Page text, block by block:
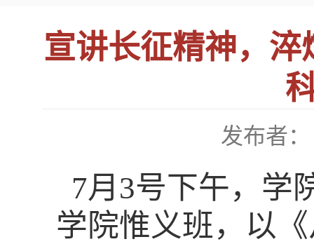
宣讲长征精神，
发布者：
7月3号下午， 学
学院惟义班，以 《